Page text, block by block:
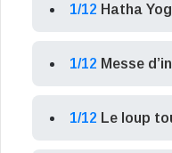
1/12 Hatha
1/12 Messe
1/12 Le loup